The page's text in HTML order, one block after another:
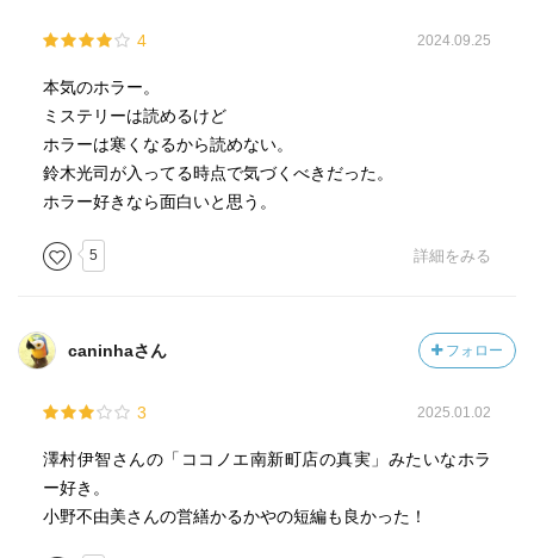
より怖かった。
国見さんいい人だから国見さんと仲良くしたほうがいい
梅ヶ枝茉莉の正体？は予想外だったのでびっくりした。霊
能力者なのはなんとなくわかったけどまさか幼馴染だった
ょうどいいって、なんだか哀しいな…
かるかやシリーズ初めて読んだ！
出てきてすぐテキパキと仕事を進めてくれるので安心感が
った〜！
4 2024.09.25
本気のホラー。
ミステリーは読めるけど
ホラーは寒くなるから読めない。
鈴木光司が入ってる時点で気づくべきだった。
ホラー好きなら面白いと思う。
5 詳細をみる
caninhaさん フォロー
3 2025.01.02
澤村伊智さんの「ココノエ南新町店の真実」みたいなホラ
ー好き。
小野不由美さんの営繕かるかやの短編も良かった！